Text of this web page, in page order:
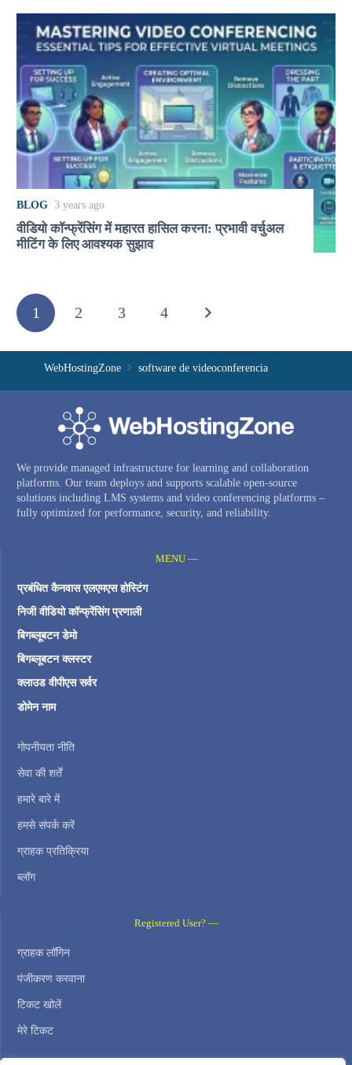
BLOG 3 years ago
वीडियो कॉन्फ्रेंसिंग में महारत हासिल करना: प्रभावी वर्चुअल
मीटिंग के लिए आवश्यक सुझाव
1 2 3 4
WebHostingZone software de videoconferencia
We provide managed infrastructure for learning and collaboration
platforms. Our team deploys and supports scalable open-source
solutions including LMS systems and video conferencing platforms –
fully optimized for performance, security, and reliability.
MENU —
प्रबंधित कैनवास एलएमएस होस्टिंग
निजी वीडियो कॉन्फ्रेंसिंग प्रणाली
बिगब्लूबटन डेमो
बिगब्लूबटन क्लस्टर
क्लाउड वीपीएस सर्वर
डोमेन नाम
गोपनीयता नीति
सेवा की शर्तें
हमारे बारे में
हमसे संपर्क करें
ग्राहक प्रतिक्रिया
ब्लॉग
Registered User? —
ग्राहक लॉगिन
पंजीकरण करवाना
टिकट खोलें
मेरे टिकट